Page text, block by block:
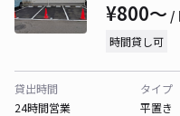
¥800〜 /
時間貸し可
貸出時間
24時間営業
タイプ
平置き